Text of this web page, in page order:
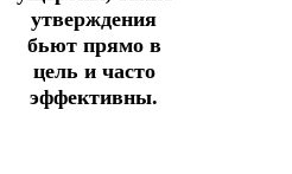
утверждения
бьют прямо в
цель и часто
эффективны.